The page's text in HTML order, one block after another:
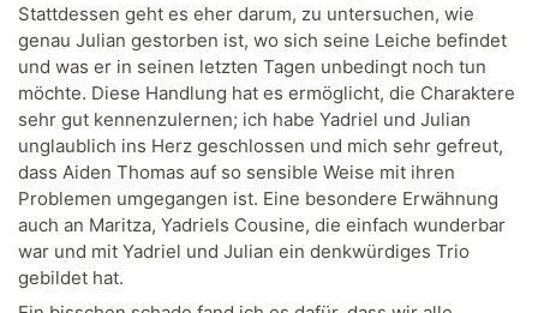
Stattdessen geht es eher darum, zu untersuchen, wie
genau Julian gestorben ist, wo sich seine Leiche befindet
und was er in seinen letzten Tagen unbedingt noch tun
möchte. Diese Handlung hat es ermöglicht, die Charaktere
sehr gut kennenzulernen; ich habe Yadriel und Julian
unglaublich ins Herz geschlossen und mich sehr gefreut,
dass Aiden Thomas auf so sensible Weise mit ihren
Problemen umgegangen ist. Eine besondere Erwähnung
auch an Maritza, Yadriels Cousine, die einfach wunderbar
war und mit Yadriel und Julian ein denkwürdiges Trio
gebildet hat.